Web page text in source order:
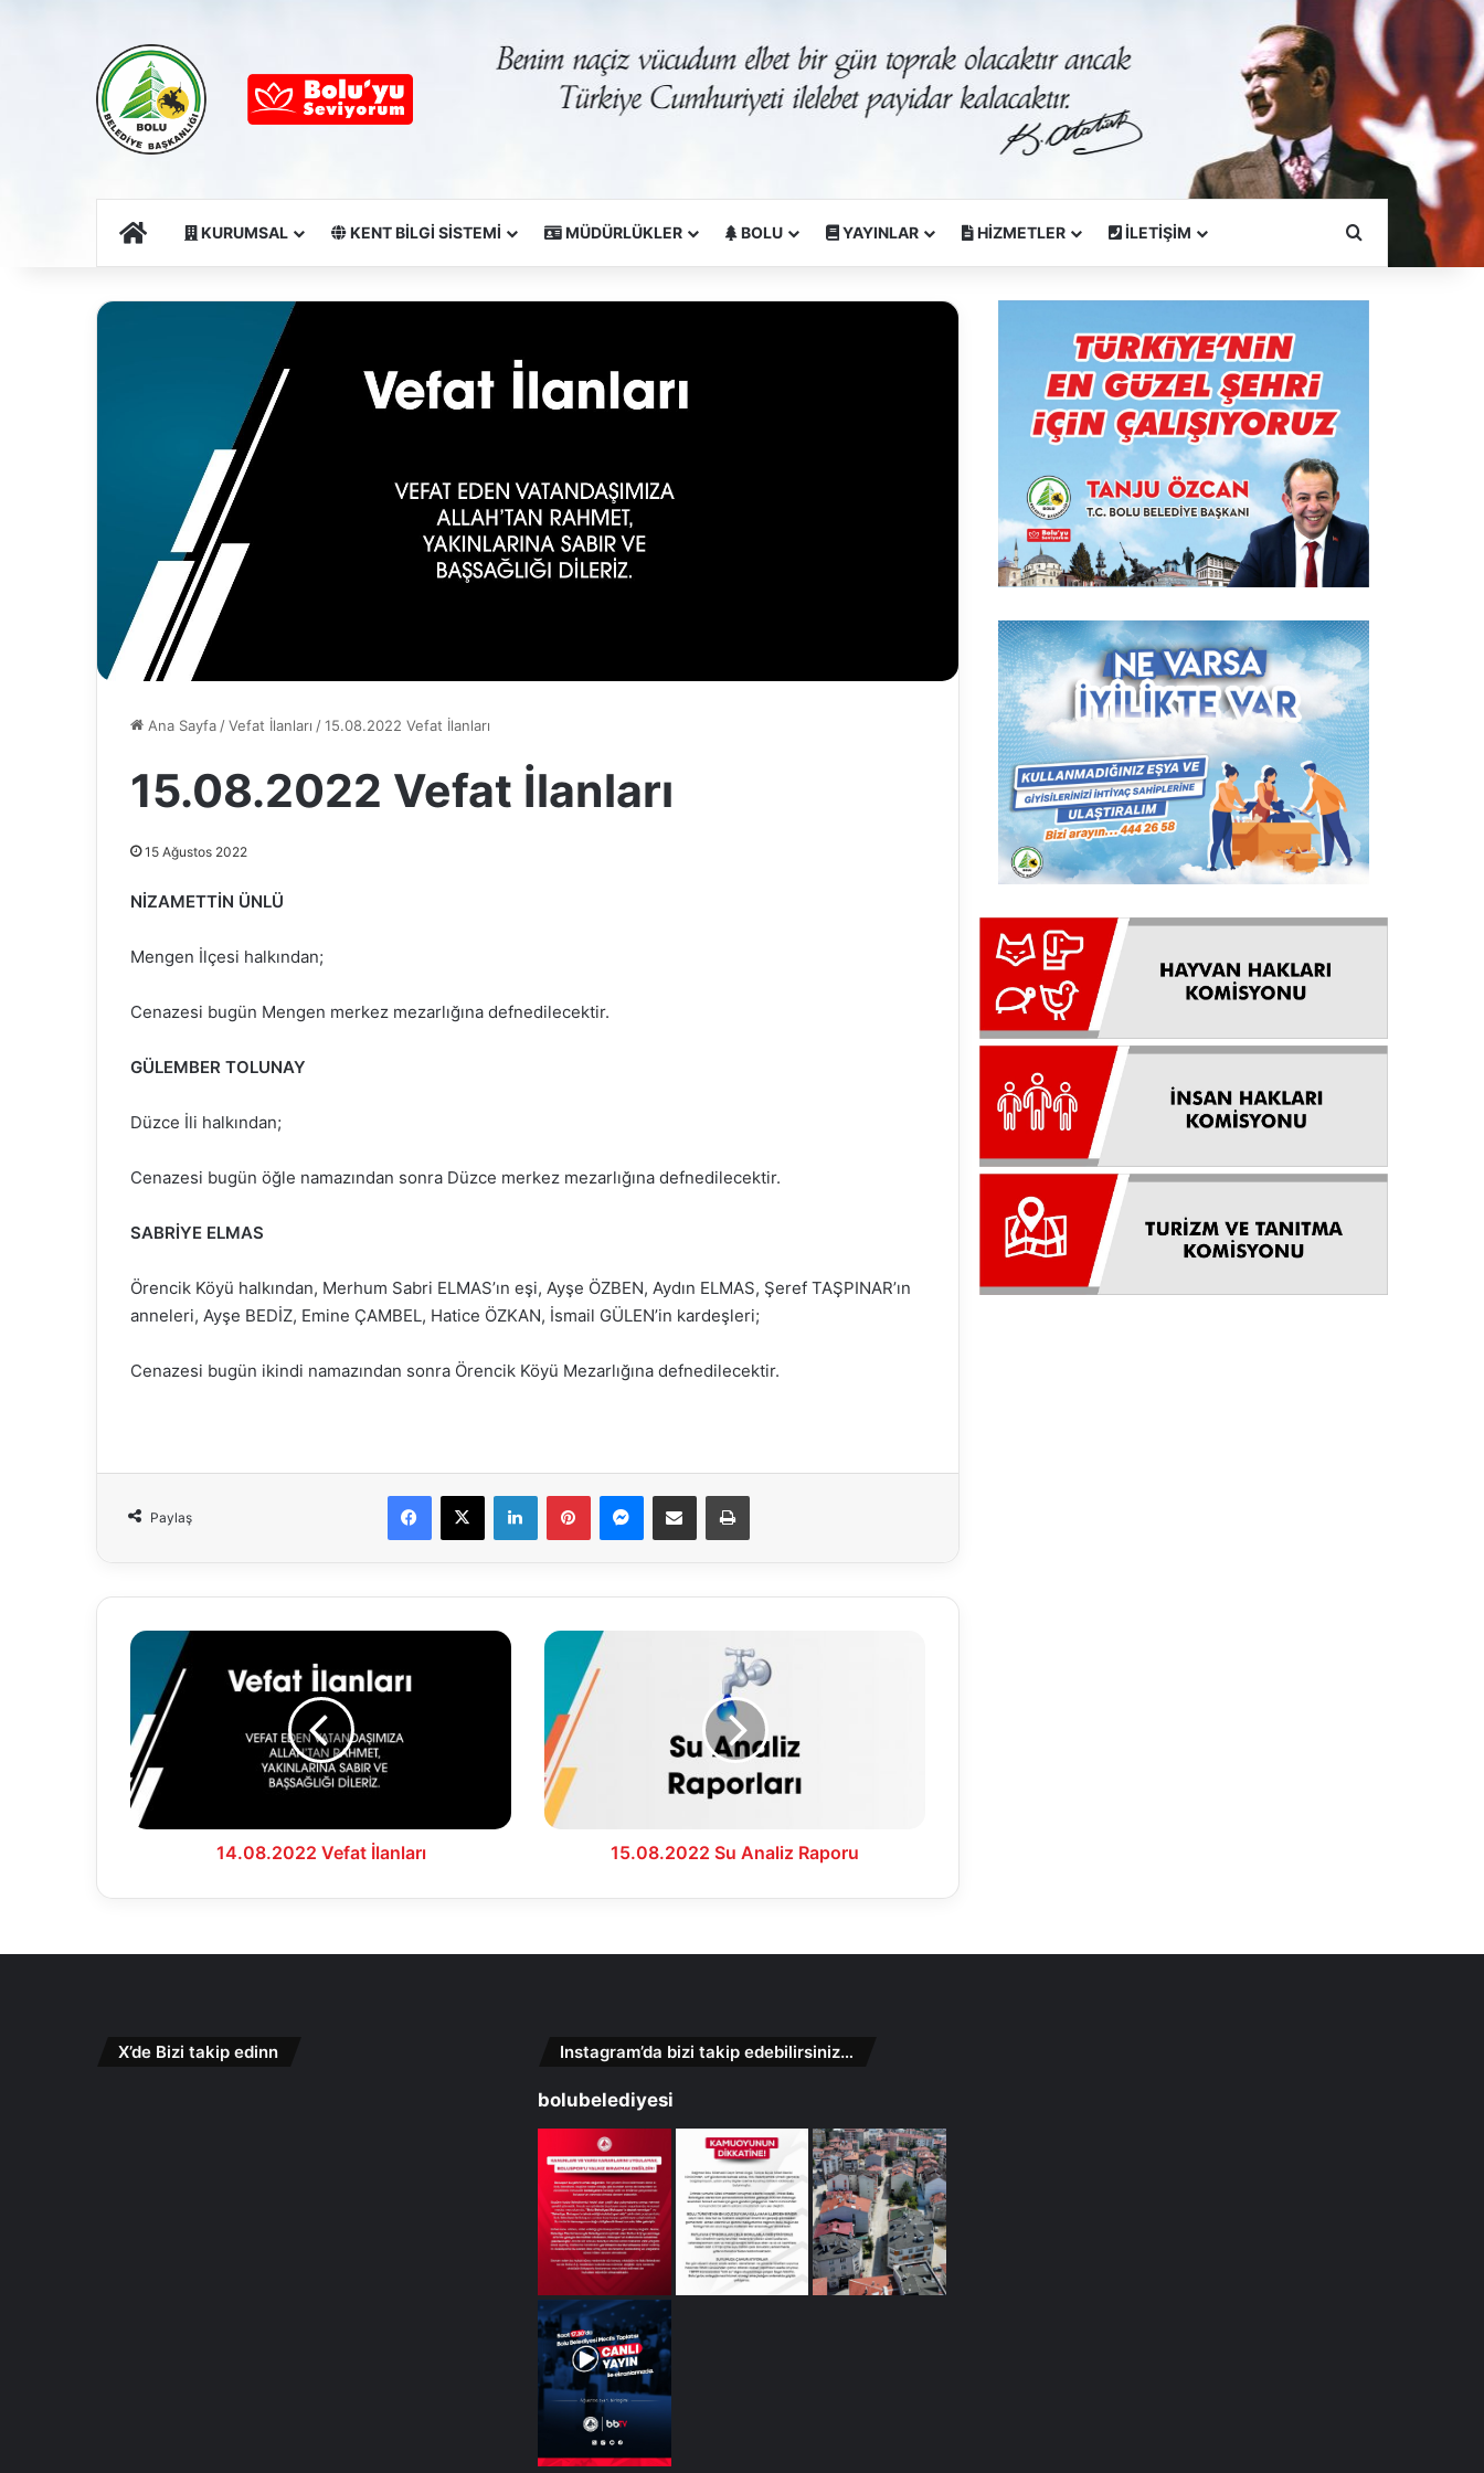
Ana SayfaKURUMSAL KENT BİLGİ SİSTEMİ MÜDÜRLÜKLER BOLU YAYINLAR HİZMETLER İLETİŞİM Arama Yapın
Ana Sayfa/Vefat İlanları /15.08.2022 Vefat İlanları
15.08.2022 Vefat İlanları
15 Ağustos 2022
NİZAMETTİN ÜNLÜ
Mengen İlçesi halkından;
Cenazesi bugün Mengen merkez mezarlığına defnedilecektir.
GÜLEMBER TOLUNAY
Düzce İli halkından;
Cenazesi bugün öğle namazından sonra Düzce merkez mezarlığına defnedilecektir.
SABRİYE ELMAS
Örencik Köyü halkından, Merhum Sabri ELMAS’ın eşi, Ayşe ÖZBEN, Aydın ELMAS, Şeref TAŞPINAR’ın
anneleri, Ayşe BEDİZ, Emine ÇAMBEL, Hatice ÖZKAN, İsmail GÜLEN’in kardeşleri;
Cenazesi bugün ikindi namazından sonra Örencik Köyü Mezarlığına defnedilecektir.
Paylaş
Facebook
X LinkedInPinterestMessenger
E-Mail ile paylaş Yazdır
14.08.2022
İlanları
14.08.2022 Vefat İlanları
15.08.2022
Analiz
Raporu
15.08.2022 Su Analiz Raporu
X’de Bizi takip edinn Instagram’da bizi takip edebilirsiniz…
bolubelediyesi